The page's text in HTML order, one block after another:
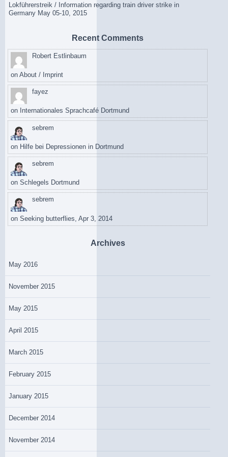
Lokführerstreik / Information regarding train driver strike in
Germany May 05-10, 2015
Recent Comments
Robert Estlinbaum
on About / Imprint
fayez
on Internationales Sprachcafé Dortmund
sebrem
on Hilfe bei Depressionen in Dortmund
sebrem
on Schlegels Dortmund
sebrem
on Seeking butterflies, Apr 3, 2014
Archives
May 2016
November 2015
May 2015
April 2015
March 2015
February 2015
January 2015
December 2014
November 2014